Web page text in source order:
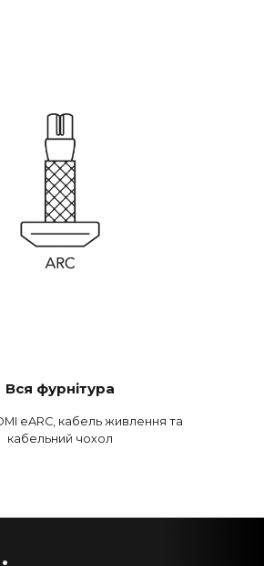
Вся фурнітура
eARC, кабель живлення та
кабельний чохол